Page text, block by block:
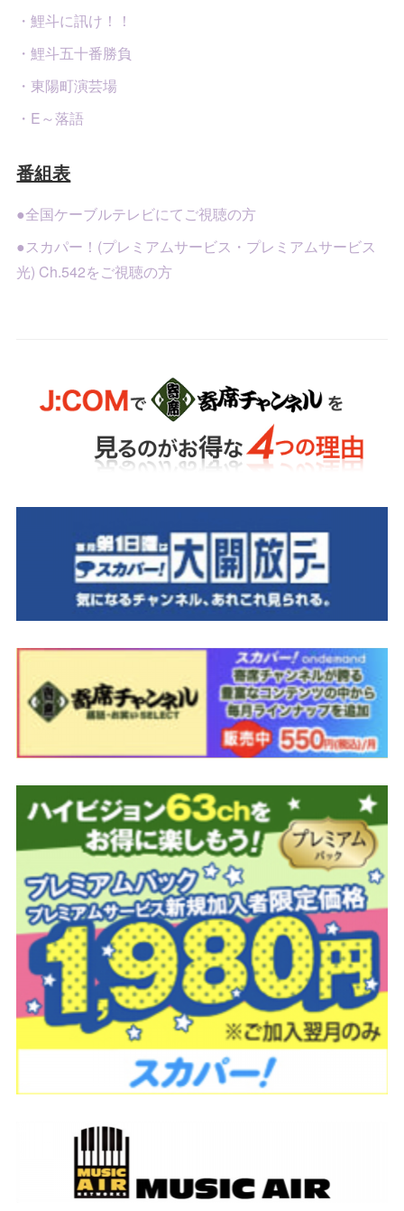
・鯉斗に訊け！！
・鯉斗五十番勝負
・東陽町演芸場
・E～落語
番組表
●全国ケーブルテレビにてご視聴の方
●スカパー！(プレミアムサービス・プレミアムサービス
光) Ch.542をご視聴の方